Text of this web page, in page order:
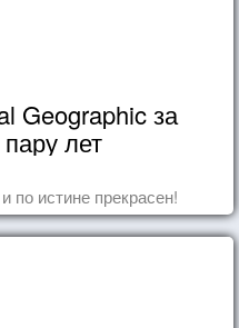
Geographic за
лет
по истине прекрасен!